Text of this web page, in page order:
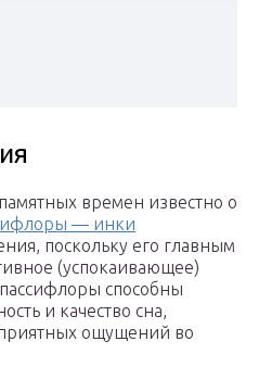
времен известно о
— инки
поскольку его главным
(успокаивающее)
способны
и качество сна,
ощущений во